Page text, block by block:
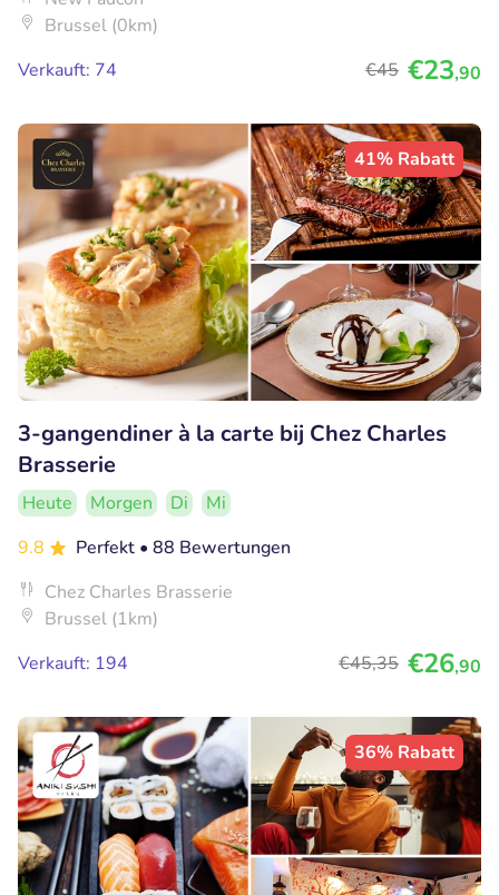
Brussel (0km)
Verkauft: 74
€45 €23,90
41% Rabatt
3-gangendiner à la carte bij Chez Charles
Brasserie
Heute Morgen Di
Mi
9.8
Perfekt • 88 Bewertungen
Chez Charles Brasserie
Brussel (1km)
Verkauft: 194
€45,35 €26,90
36% Rabatt